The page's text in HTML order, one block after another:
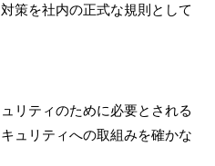
策を社内の正式な規則として
リティのために必要とされる
ュリティへの取組みを確かな